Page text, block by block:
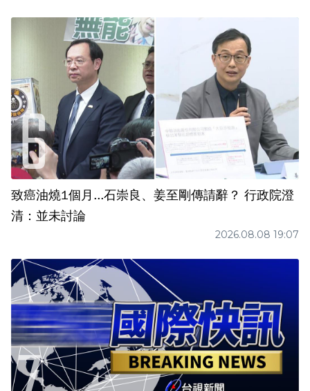
致癌油燒1個月...石崇良、姜至剛傳請辭？ 行政院澄
清：並未討論
2026.08.08 19:07